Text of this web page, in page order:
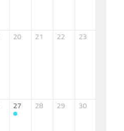
20 21 22 23
27 28 29 30